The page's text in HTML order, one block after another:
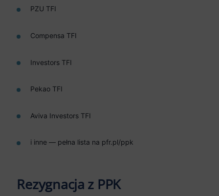
PZU TFI
Compensa TFI
Investors TFI
Pekao TFI
Aviva Investors TFI
i inne — pełna lista na pfr.pl/ppk
Rezygnacja z PPK